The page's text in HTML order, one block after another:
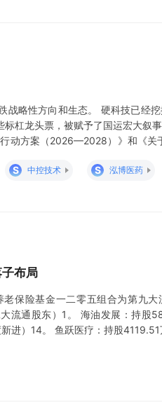
战略性方向和生态。 硬科技已经
杠龙头票，被赋予了国运宏大叙
动方案（2026—2028）》和《关
S 中控技术 S 泓博医药
布局
老保险基金一二零五组合为第九
流通股东）1。 海油发展：持股
）14。 鱼跃医疗：持股4119.51